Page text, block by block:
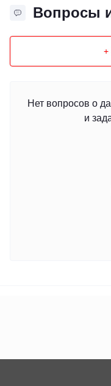
Вопросы
+
Нет вопросов о
и